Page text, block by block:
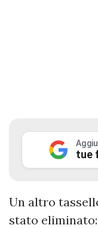
tue
Un altro
stato eliminato: